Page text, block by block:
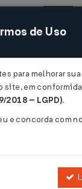
Acessar
- Ceará
de Uso
para melhorar
site, em
2018 – LGPD).
e concorda com